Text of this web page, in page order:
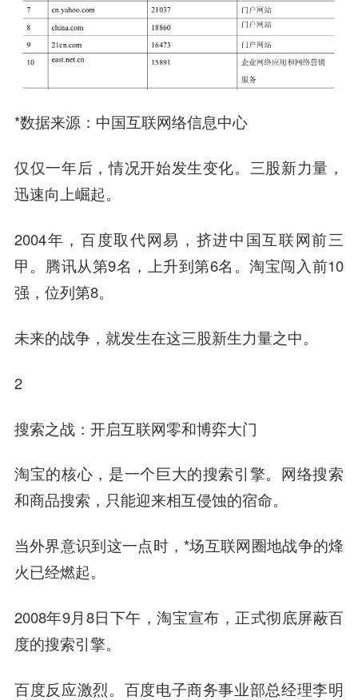
*数据来源：中国互联网络信息中心
仅仅一年后，情况开始发生变化。三股新力量，
迅速向上崛起。
2004年，百度取代网易，挤进中国互联网前三
甲。腾讯从第9名，上升到第6名。淘宝闯入前10
强，位列第8。
未来的战争，就发生在这三股新生力量之中。
2
搜索之战：开启互联网零和博弈大门
淘宝的核心，是一个巨大的搜索引擎。网络搜索
和商品搜索，只能迎来相互侵蚀的宿命。
当外界意识到这一点时，*场互联网圈地战争的烽
火已经燃起。
2008年9月8日下午，淘宝宣布，正式彻底屏蔽百
度的搜索引擎。
百度反应激烈。百度电子商务事业部总经理李明